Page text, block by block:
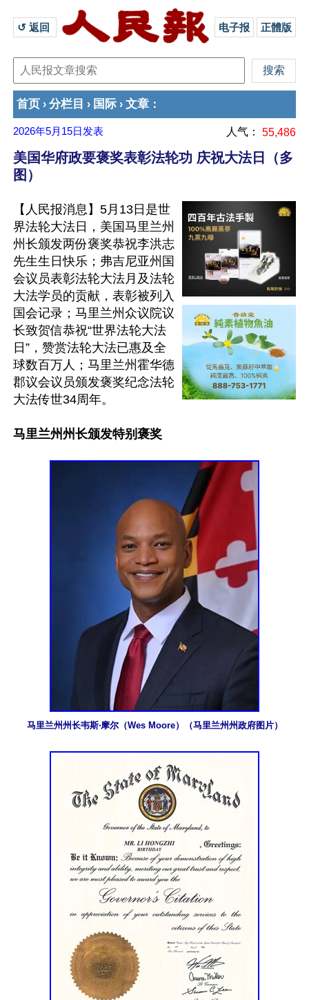
↺ 返回 电子报 正體版
首页 › 分栏目 › 国际 › 文章 ：
2026年5月15日 发表 人气： 55,486
美国华府政要褒奖表彰法轮功 庆祝大法日（多
图）
【人民报消息】5月13日是世
界法轮大法日，美国马里兰州
州长颁发两份褒奖恭祝李洪志
先生生日快乐；弗吉尼亚州国
会议员表彰法轮大法月及法轮
大法学员的贡献，表彰被列入
国会记录；马里兰州众议院议
长致贺信恭祝“世界法轮大法
日”，赞赏法轮大法已惠及全
球数百万人；马里兰州霍华德
郡议会议员颁发褒奖纪念法轮
大法传世34周年。
马里兰州州长颁发特别褒奖
马里兰州州长韦斯‧摩尔（Wes Moore）（马里兰州州政府图片）